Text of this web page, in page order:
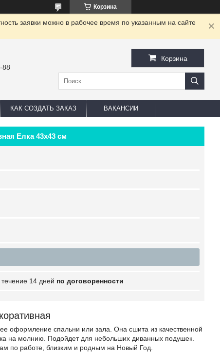
Корзина
заявки можно в рабочее время по указанным на сайте
88
Корзина
КАК СОЗДАТЬ ЗАКАЗ ВАКАНСИИ
Елка 43х43 см
течение 14 дней по договоренности
оформление спальни или зала. Она сшита из качественной
на молнию. Подойдет для небольших диванных подушек.
по работе, близким и родным на Новый Год.